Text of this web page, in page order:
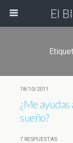
El
18/10/2011
¿Me
sueño?
7 RESPUESTAS